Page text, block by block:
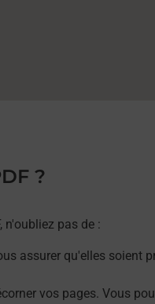
?
n'oubliez pas de :
assurer qu'elles soient
vos pages. Vous